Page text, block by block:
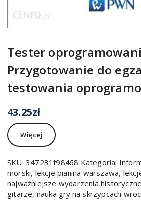
Tester
Przygotowanie do
testowania
43.25zł
Więcej
SKU: 347231f98468 Kategoria:
morski, lekcje pianina warszawa,
najważniejsze wydarzenia
gitarze, nauka gry na skrzypcach